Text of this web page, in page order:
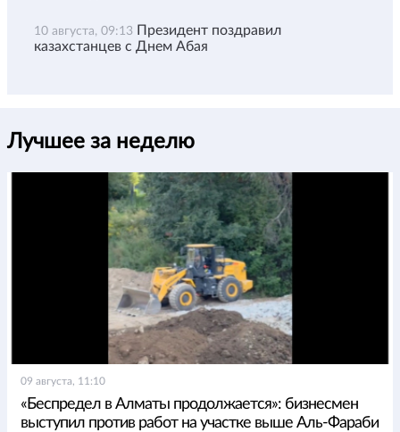
10 августа, 09:13 Президент поздравил
казахстанцев с Днем Абая
Лучшее за неделю
09 августа, 11:10
«Беспредел в Алматы продолжается»: бизнесмен
выступил против работ на участке выше Аль-Фараби